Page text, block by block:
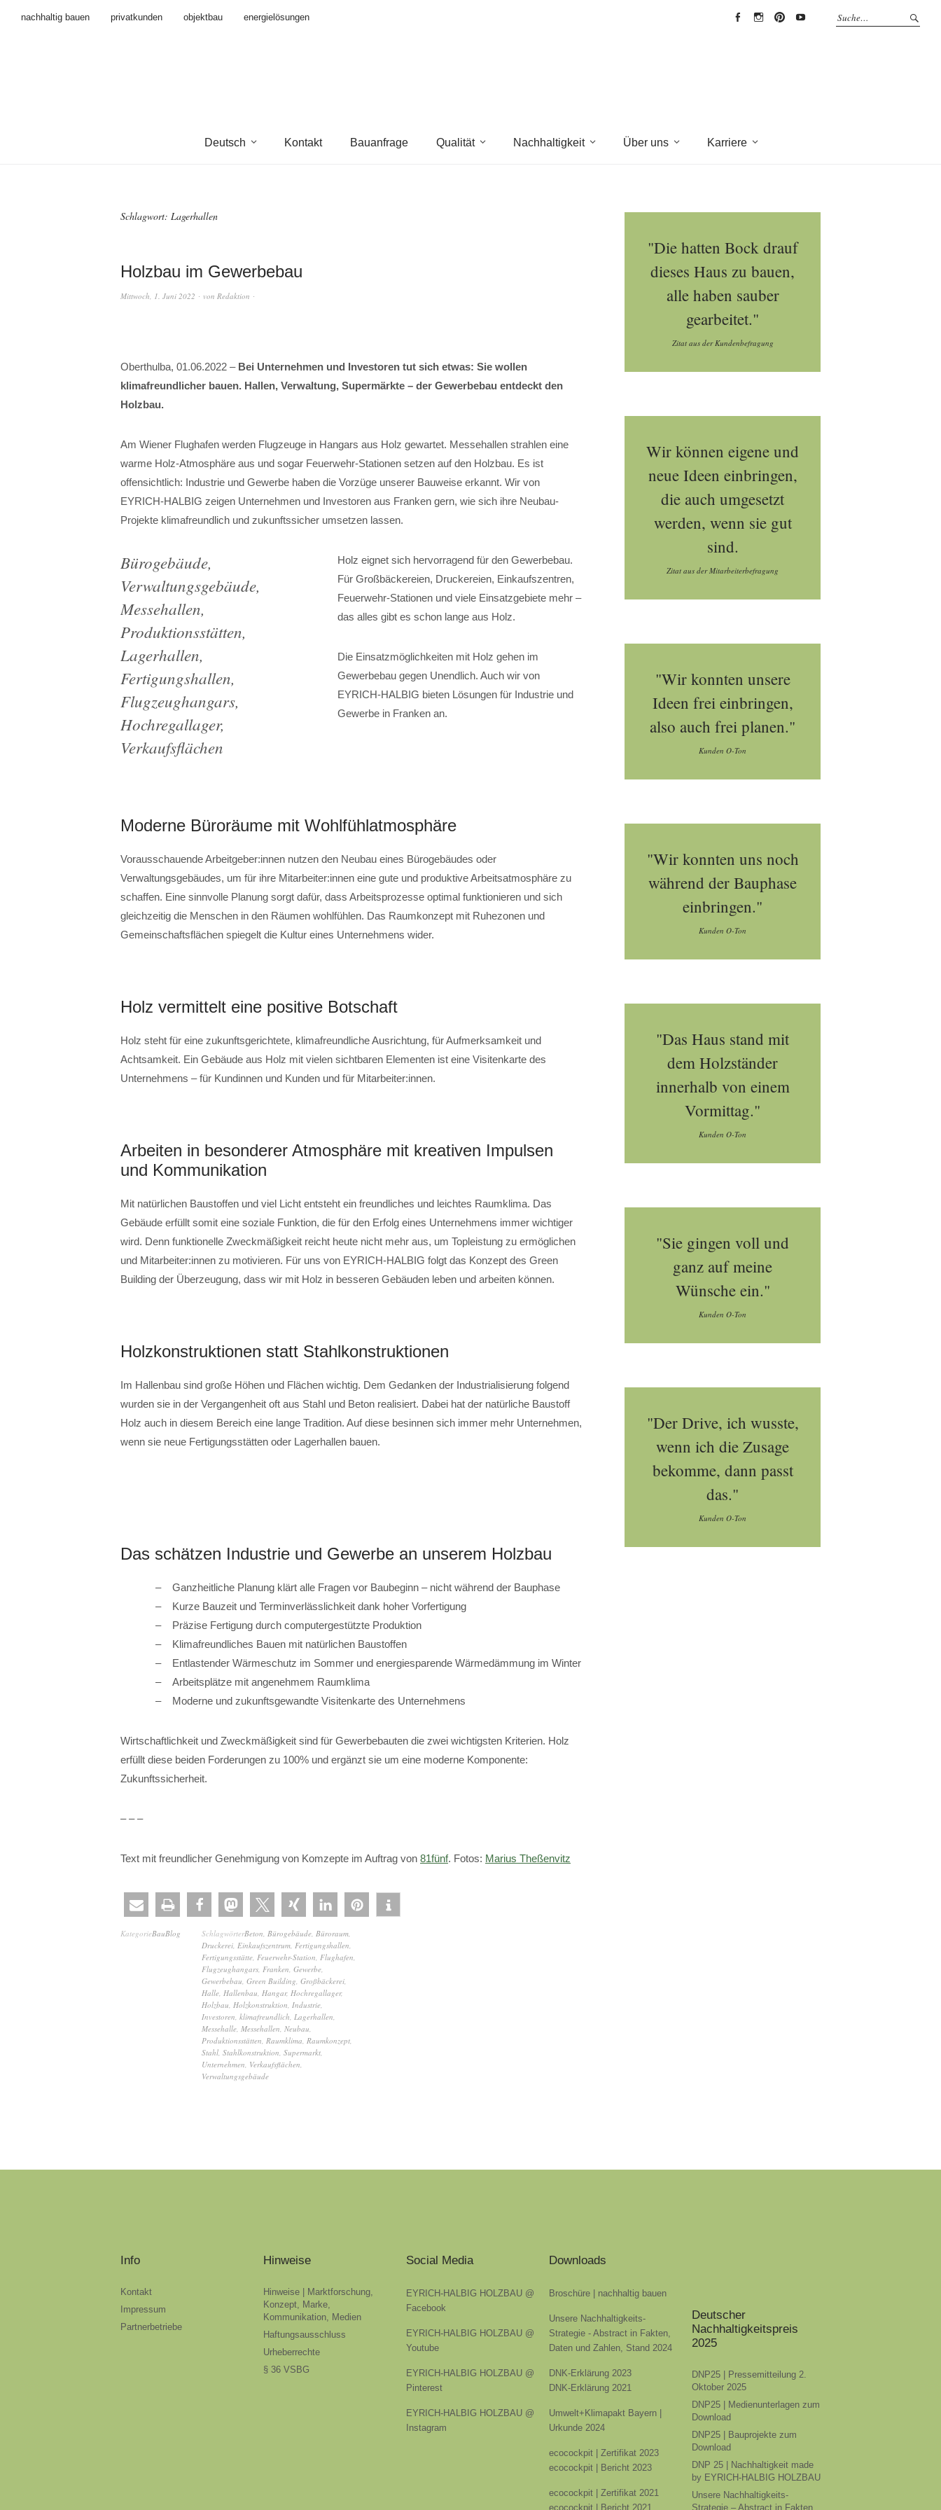
nachhaltig bauen privatkunden objektbau
energielösungen
Deutsch Kontakt Bauanfrage Qualität Nachhaltigkeit Über uns Karriere
Schlagwort: Lagerhallen
Holzbau im Gewerbebau
Mittwoch, 1. Juni 2022 von Redaktion
Oberthulba, 01.06.2022 – Bei Unternehmen und Investoren tut sich etwas: Sie wollen
klimafreundlicher bauen. Hallen, Verwaltung, Supermärkte – der Gewerbebau entdeckt den
Holzbau.
Am Wiener Flughafen werden Flugzeuge in Hangars aus Holz gewartet. Messehallen strahlen eine
warme Holz-Atmosphäre aus und sogar Feuerwehr-Stationen setzen auf den Holzbau. Es ist
offensichtlich: Industrie und Gewerbe haben die Vorzüge unserer Bauweise erkannt. Wir von
EYRICH-HALBIG zeigen Unternehmen und Investoren aus Franken gern, wie sich ihre Neubau-
Projekte klimafreundlich und zukunftssicher umsetzen lassen.
Bürogebäude,
Verwaltungsgebäude,
Messehallen,
Produktionsstätten,
Lagerhallen,
Fertigungshallen,
Flugzeughangars,
Hochregallager,
Verkaufsflächen
Holz eignet sich hervorragend für den Gewerbebau.
Für Großbäckereien, Druckereien, Einkaufszentren,
Feuerwehr-Stationen und viele Einsatzgebiete mehr –
das alles gibt es schon lange aus Holz.
Die Einsatzmöglichkeiten mit Holz gehen im
Gewerbebau gegen Unendlich. Auch wir von
EYRICH-HALBIG bieten Lösungen für Industrie und
Gewerbe in Franken an.
Moderne Büroräume mit Wohlfühlatmosphäre
Vorausschauende Arbeitgeber:innen nutzen den Neubau eines Bürogebäudes oder
Verwaltungsgebäudes, um für ihre Mitarbeiter:innen eine gute und produktive Arbeitsatmosphäre zu
schaffen. Eine sinnvolle Planung sorgt dafür, dass Arbeitsprozesse optimal funktionieren und sich
gleichzeitig die Menschen in den Räumen wohlfühlen. Das Raumkonzept mit Ruhezonen und
Gemeinschaftsflächen spiegelt die Kultur eines Unternehmens wider.
Holz vermittelt eine positive Botschaft
Holz steht für eine zukunftsgerichtete, klimafreundliche Ausrichtung, für Aufmerksamkeit und
Achtsamkeit. Ein Gebäude aus Holz mit vielen sichtbaren Elementen ist eine Visitenkarte des
Unternehmens – für Kundinnen und Kunden und für Mitarbeiter:innen.
Arbeiten in besonderer Atmosphäre mit kreativen Impulsen
und Kommunikation
Mit natürlichen Baustoffen und viel Licht entsteht ein freundliches und leichtes Raumklima. Das
Gebäude erfüllt somit eine soziale Funktion, die für den Erfolg eines Unternehmens immer wichtiger
wird. Denn funktionelle Zweckmäßigkeit reicht heute nicht mehr aus, um Topleistung zu ermöglichen
und Mitarbeiter:innen zu motivieren. Für uns von EYRICH-HALBIG folgt das Konzept des Green
Building der Überzeugung, dass wir mit Holz in besseren Gebäuden leben und arbeiten können.
Holzkonstruktionen statt Stahlkonstruktionen
Im Hallenbau sind große Höhen und Flächen wichtig. Dem Gedanken der Industrialisierung folgend
wurden sie in der Vergangenheit oft aus Stahl und Beton realisiert. Dabei hat der natürliche Baustoff
Holz auch in diesem Bereich eine lange Tradition. Auf diese besinnen sich immer mehr Unternehmen,
wenn sie neue Fertigungsstätten oder Lagerhallen bauen.
Das schätzen Industrie und Gewerbe an unserem Holzbau
Ganzheitliche Planung klärt alle Fragen vor Baubeginn – nicht während der Bauphase
Kurze Bauzeit und Terminverlässlichkeit dank hoher Vorfertigung
Präzise Fertigung durch computergestützte Produktion
Klimafreundliches Bauen mit natürlichen Baustoffen
Entlastender Wärmeschutz im Sommer und energiesparende Wärmedämmung im Winter
Arbeitsplätze mit angenehmem Raumklima
Moderne und zukunftsgewandte Visitenkarte des Unternehmens
Wirtschaftlichkeit und Zweckmäßigkeit sind für Gewerbebauten die zwei wichtigsten Kriterien. Holz
erfüllt diese beiden Forderungen zu 100% und ergänzt sie um eine moderne Komponente:
Zukunftssicherheit.
– – –
Text mit freundlicher Genehmigung von Komzepte im Auftrag von 81fünf. Fotos: Marius Theßenvitz
KategorieBauBlog SchlagwörterBeton Bürogebäude Büroraum
Druckerei Einkaufszentrum Fertigungshallen
Fertigungsstätte Feuerwehr-Station Flughafen
Flugzeughangars Franken Gewerbe
Gewerbebau Green Building Großbäckerei
Halle Hallenbau Hangar, Hochregallager,
Holzbau Holzkonstruktion Industrie
Investoren klimafreundlich Lagerhallen
Messehalle Messehallen Neubau
Produktionsstätten Raumklima Raumkonzept
Stahl Stahlkonstruktion Supermarkt
Unternehmen Verkaufsflächen
Verwaltungsgebäude
"Die hatten Bock drauf
dieses Haus zu bauen,
alle haben sauber
gearbeitet."
Zitat aus der Kundenbefragung
Wir können eigene und
neue Ideen einbringen,
die auch umgesetzt
werden, wenn sie gut
sind.
Zitat aus der Mitarbeiterbefragung
"Wir konnten unsere
Ideen frei einbringen,
also auch frei planen."
Kunden O-Ton
"Wir konnten uns noch
während der Bauphase
einbringen."
Kunden O-Ton
"Das Haus stand mit
dem Holzständer
innerhalb von einem
Vormittag."
Kunden O-Ton
"Sie gingen voll und
ganz auf meine
Wünsche ein."
Kunden O-Ton
"Der Drive, ich wusste,
wenn ich die Zusage
bekomme, dann passt
das."
Kunden O-Ton
Info
Kontakt
Impressum
Partnerbetriebe
Hinweise
Hinweise | Marktforschung,
Konzept, Marke,
Kommunikation, Medien
Haftungsausschluss
Urheberrechte
§ 36 VSBG
Social Media
EYRICH-HALBIG HOLZBAU @
Facebook
EYRICH-HALBIG HOLZBAU @
Youtube
EYRICH-HALBIG HOLZBAU @
Pinterest
EYRICH-HALBIG HOLZBAU @
Instagram
Downloads
Broschüre | nachhaltig bauen
Unsere Nachhaltigkeits-
Strategie - Abstract in Fakten,
Daten und Zahlen, Stand 2024
DNK-Erklärung 2023
DNK-Erklärung 2021
Umwelt+Klimapakt Bayern |
Urkunde 2024
ecocockpit | Zertifikat 2023
ecocockpit | Bericht 2023
ecocockpit | Zertifikat 2021
ecocockpit | Bericht 2021
Deutscher
Nachhaltigkeitspreis
2025
DNP25 | Pressemitteilung 2.
Oktober 2025
DNP25 | Medienunterlagen zum
Download
DNP25 | Bauprojekte zum
Download
DNP 25 | Nachhaltigkeit made
by EYRICH-HALBIG HOLZBAU
Unsere Nachhaltigkeits-
Strategie – Abstract in Fakten,